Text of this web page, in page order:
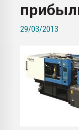
Всё, что касается выдува
бутылок
29/03/2013